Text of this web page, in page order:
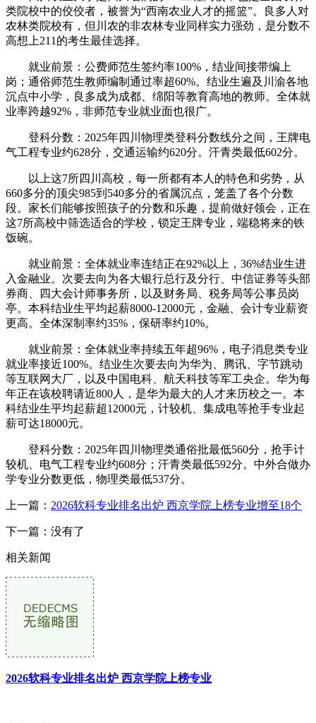
类院校中的佼佼者，被誉为“西南农业人才的摇篮”。良多人对
农林类院校有，但川农的非农林专业同样实力强劲，是分数不
高想上211的考生最佳选择。
就业前景：公费师范生签约率100%，结业间接带编上
岗；通俗师范生教师编制通过率超60%。结业生遍及川渝各地
沉点中小学，良多成为成都、绵阳等教育高地的教师。全体就
业率跨越92%，非师范专业就业面也很广。
登科分数：2025年四川物理类登科分数线分之间，王牌电
气工程专业约628分，交通运输约620分。汗青类最低602分。
以上这7所四川高校，每一所都有本人的特色和劣势，从
660多分的顶尖985到540多分的省属沉点，笼盖了各个分数
段。家长们能够按照孩子的分数和乐趣，提前做好领会，正在
这7所高校中筛选适合的学校，锁定王牌专业，端稳将来的铁
饭碗。
就业前景：全体就业率连结正在92%以上，36%结业生进
入金融业。次要去向为各大银行总行及分行、中信证券等头部
券商、四大会计师事务所，以及财务局、税务局等公事员岗
亭。本科结业生平均起薪8000-12000元，金融、会计专业薪资
更高。全体深制率约35%，保研率约10%。
就业前景：全体就业率持续五年超96%，电子消息类专业
就业率接近100%。结业生次要去向为华为、腾讯、字节跳动
等互联网大厂，以及中国电科、航天科技等军工央企。华为每
年正在该校聘请近800人，是华为最大的人才来历校之一。本
科结业生平均起薪超12000元，计较机、集成电等抢手专业起
薪可达18000元。
登科分数：2025年四川物理类通俗批最低560分，抢手计
较机、电气工程专业约608分；汗青类最低592分。中外合做办
学专业分数更低，物理类最低537分。
上一篇： 2026软科专业排名出炉 西京学院上榜专业增至18个
下一篇：没有了
相关新闻
2026软科专业排名出炉 西京学院上榜专业